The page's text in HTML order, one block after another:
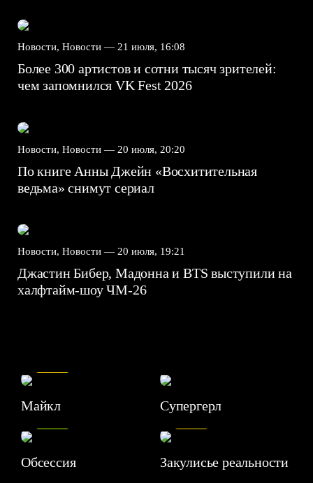
Новости, Новости — 21 июля, 16:08
Более 300 артистов и сотни тысяч зрителей:
чем запомнился VK Fest 2026
Новости, Новости — 20 июля, 20:20
По книге Анны Джейн «Восхитительная
ведьма» снимут сериал
Новости, Новости — 20 июля, 19:21
Джастин Бибер, Мадонна и BTS выступили на
халфтайм-шоу ЧМ-26
Майкл Супергерл
Обсессия
7.1
Закулисье реальности